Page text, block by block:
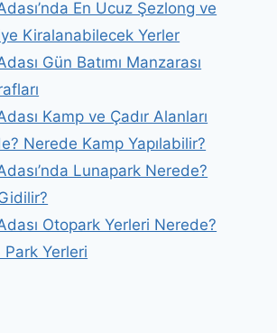
En Ucuz Şezlong ve
Kiralanabilecek Yerler
Gün Batımı Manzarası
Kamp ve Çadır Alanları
Nerede Kamp Yapılabilir?
Lunapark Nerede?
Otopark Yerleri Nerede?
Park Yerleri